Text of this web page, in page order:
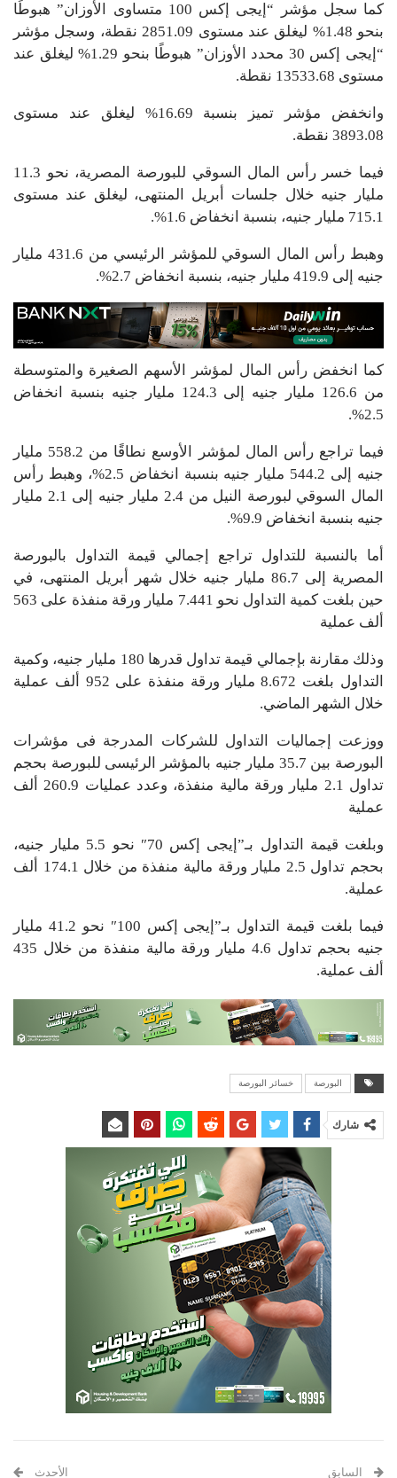
كما سجل مؤشر “إيجى إكس 100 متساوى الأوزان” هبوطًا
بنحو 1.48% ليغلق عند مستوى 2851.09 نقطة، وسجل مؤشر
“إيجى إكس 30 محدد الأوزان” هبوطًا بنحو 1.29% ليغلق عند
مستوى 13533.68 نقطة.
وانخفض مؤشر تميز بنسبة 16.69% ليغلق عند مستوى
3893.08 نقطة.
فيما خسر رأس المال السوقي للبورصة المصرية، نحو 11.3
مليار جنيه خلال جلسات أبريل المنتهى، ليغلق عند مستوى
715.1 مليار جنيه، بنسبة انخفاض 1.6%.
وهبط رأس المال السوقي للمؤشر الرئيسي من 431.6 مليار
جنيه إلى 419.9 مليار جنيه، بنسبة انخفاض 2.7%.
كما انخفض رأس المال لمؤشر الأسهم الصغيرة والمتوسطة
من 126.6 مليار جنيه إلى 124.3 مليار جنيه بنسبة انخفاض
2.5%.
فيما تراجع رأس المال لمؤشر الأوسع نطاقًا من 558.2 مليار
جنيه إلى 544.2 مليار جنيه بنسبة انخفاض 2.5%، وهبط رأس
المال السوقي لبورصة النيل من 2.4 مليار جنيه إلى 2.1 مليار
جنيه بنسبة انخفاض 9.9%.
أما بالنسبة للتداول تراجع إجمالي قيمة التداول بالبورصة
المصرية إلى 86.7 مليار جنيه خلال شهر أبريل المنتهى، في
حين بلغت كمية التداول نحو 7.441 مليار ورقة منفذة على 563
ألف عملية
وذلك مقارنة بإجمالي قيمة تداول قدرها 180 مليار جنيه، وكمية
التداول بلغت 8.672 مليار ورقة منفذة على 952 ألف عملية
خلال الشهر الماضي.
ووزعت إجماليات التداول للشركات المدرجة فى مؤشرات
البورصة بين 35.7 مليار جنيه بالمؤشر الرئيسى للبورصة بحجم
تداول 2.1 مليار ورقة مالية منفذة، وعدد عمليات 260.9 ألف
عملية
وبلغت قيمة التداول بـ”إيجى إكس 70″ نحو 5.5 مليار جنيه،
بحجم تداول 2.5 مليار ورقة مالية منفذة من خلال 174.1 ألف
عملية.
فيما بلغت قيمة التداول بـ”إيجى إكس 100″ نحو 41.2 مليار
جنيه بحجم تداول 4.6 مليار ورقة مالية منفذة من خلال 435
ألف عملية.
البورصة خسائر البورصة
شارك
السابق الأحدث